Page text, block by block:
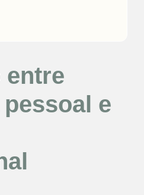
entre
e